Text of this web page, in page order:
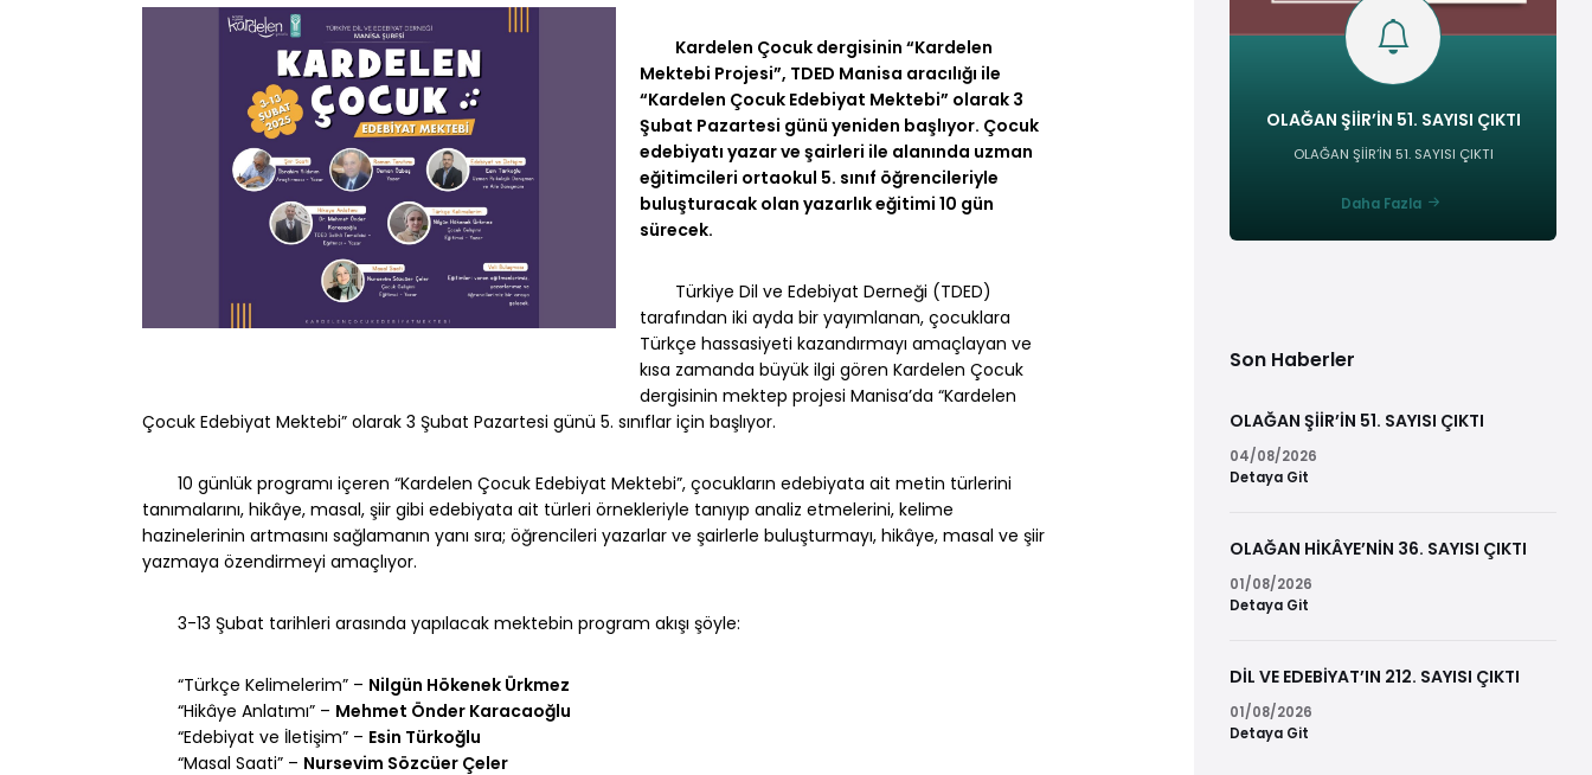
Kardelen Çocuk dergisinin “Kardelen
Mektebi Projesi”, TDED Manisa aracılığı ile
“Kardelen Çocuk Edebiyat Mektebi” olarak 3
Şubat Pazartesi günü yeniden başlıyor. Çocuk
edebiyatı yazar ve şairleri ile alanında uzman
eğitimcileri ortaokul 5. sınıf öğrencileriyle
buluşturacak olan yazarlık eğitimi 10 gün
sürecek.
Türkiye Dil ve Edebiyat Derneği (TDED)
tarafından iki ayda bir yayımlanan, çocuklara
Türkçe hassasiyeti kazandırmayı amaçlayan ve
kısa zamanda büyük ilgi gören Kardelen Çocuk
dergisinin mektep projesi Manisa’da “Kardelen
Çocuk Edebiyat Mektebi” olarak 3 Şubat Pazartesi günü 5. sınıflar için başlıyor.
10 günlük programı içeren “Kardelen Çocuk Edebiyat Mektebi”, çocukların edebiyata ait metin türlerini
tanımalarını, hikâye, masal, şiir gibi edebiyata ait türleri örnekleriyle tanıyıp analiz etmelerini, kelime
hazinelerinin artmasını sağlamanın yanı sıra; öğrencileri yazarlar ve şairlerle buluşturmayı, hikâye, masal ve şiir
yazmaya özendirmeyi amaçlıyor.
3-13 Şubat tarihleri arasında yapılacak mektebin program akışı şöyle:
“Türkçe Kelimelerim” – Nilgün Hökenek Ürkmez
“Hikâye Anlatımı” – Mehmet Önder Karacaoğlu
“Edebiyat ve İletişim” – Esin Türkoğlu
“Masal Saati” – Nursevim Sözcüer Çeler
OLAĞAN ŞİİR’İN 51. SAYISI ÇIKTI
OLAĞAN ŞİİR’İN 51. SAYISI ÇIKTI
Daha Fazla
Son Haberler
OLAĞAN ŞİİR’İN 51. SAYISI ÇIKTI
04/08/2026
Detaya Git
OLAĞAN HİKÂYE’NİN 36. SAYISI ÇIKTI
01/08/2026
Detaya Git
DİL VE EDEBİYAT’IN 212. SAYISI ÇIKTI
01/08/2026
Detaya Git